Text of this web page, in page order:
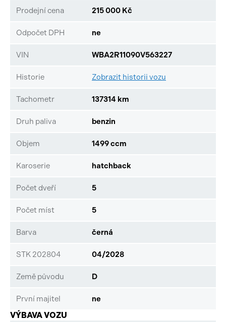
Prodejní cena 215 000 Kč
Odpočet DPH ne
VIN WBA2R11090V563227
Historie Zobrazit historii vozu
Tachometr 137314 km
Druh paliva benzin
Objem 1499 ccm
Karoserie hatchback
Počet dveří 5
Počet míst 5
Barva černá
STK 202804 04/2028
Země původu D
První majitel ne
VÝBAVA VOZU